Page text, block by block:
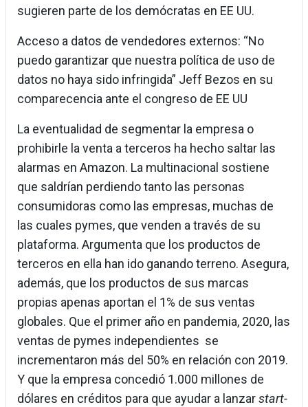
sugieren parte de los demócratas en EE UU.
Acceso a datos de vendedores externos: “No
puedo garantizar que nuestra política de uso de
datos no haya sido infringida” Jeff Bezos en su
comparecencia ante el congreso de EE UU
La eventualidad de segmentar la empresa o
prohibirle la venta a terceros ha hecho saltar las
alarmas en Amazon. La multinacional sostiene
que saldrían perdiendo tanto las personas
consumidoras como las empresas, muchas de
las cuales pymes, que venden a través de su
plataforma. Argumenta que los productos de
terceros en ella han ido ganando terreno. Asegura,
además, que los productos de sus marcas
propias apenas aportan el 1% de sus ventas
globales. Que el primer año en pandemia, 2020, las
ventas de pymes independientes se
incrementaron más del 50% en relación con 2019.
Y que la empresa concedió 1.000 millones de
dólares en créditos para que ayudar a lanzarstart-